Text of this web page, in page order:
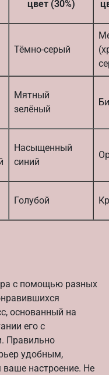
цвет (30%)
Тёмно-серый
Мятный
зелёный
Насыщенный
синий
Голубой
с помощью разных
основанный на
его с
Правильно
удобным,
настроение. Не